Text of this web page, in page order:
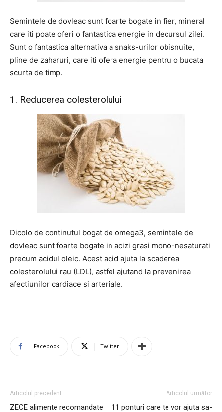
Semintele de dovleac sunt foarte bogate in fier, mineral
care iti poate oferi o fantastica energie in decursul zilei.
Sunt o fantastica alternativa a snaks-urilor obisnuite,
pline de zaharuri, care iti ofera energie pentru o bucata
scurta de timp.
1. Reducerea colesterolului
Dicolo de continutul bogat de omega3, semintele de
dovleac sunt foarte bogate in acizi grasi mono-nesaturati
precum acidul oleic. Acest acid ajuta la scaderea
colesterolului rau (LDL), astfel ajutand la prevenirea
afectiunilor cardiace si arteriale.
Facebook Twitter
Articolul precedent
ZECE alimente recomandate
Articolul următor
11 ponturi care te vor ajuta sa-